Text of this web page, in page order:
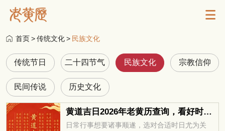
首页>传统文化> 民族文化
传统节日 二十四节气 民族文化 宗教信仰
民间传说 历史文化
黄道吉日2026年老黄历查询，看好时日万事皆如意
日常行事想要诸事顺遂，选对合适时日尤为关